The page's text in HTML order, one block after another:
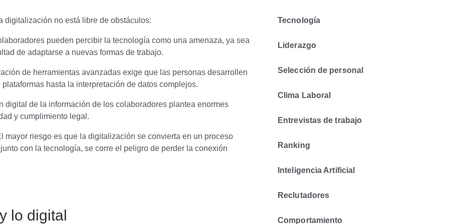
digitalización no está libre de obstáculos:
pueden percibir la tecnología como una amenaza, ya sea
de adaptarse a nuevas formas de trabajo.
de herramientas avanzadas exige que las personas desarrollen
hasta la interpretación de datos complejos.
digital de la información de los colaboradores plantea enormes
y cumplimiento legal.
mayor riesgo es que la digitalización se convierta en un proceso
con la tecnología, se corre el peligro de perder la conexión
lo digital
Tecnología
Liderazgo
Selección de personal
Clima Laboral
Entrevistas de trabajo
Ranking
Inteligencia Artificial
Reclutadores
Comportamiento